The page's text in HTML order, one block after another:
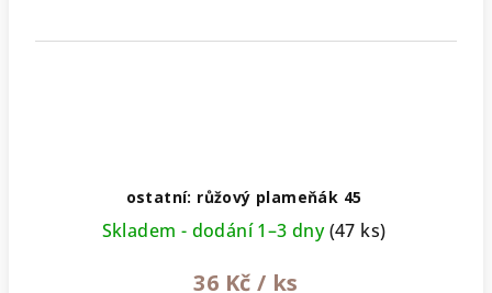
ostatní: růžový plameňák 45
Skladem - dodání 1–3 dny(47 ks)
36 Kč / ks